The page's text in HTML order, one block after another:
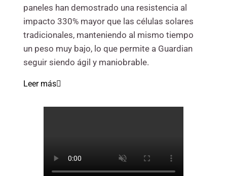
paneles han demostrado una resistencia al
impacto 330% mayor que las células solares
tradicionales, manteniendo al mismo tiempo
un peso muy bajo, lo que permite a Guardian
seguir siendo ágil y maniobrable.
Leer más